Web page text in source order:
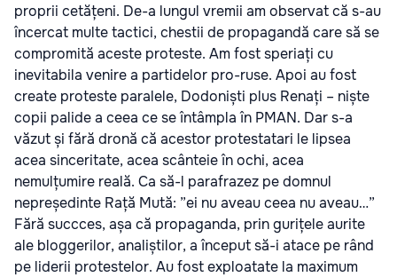
proprii cetățeni. De-a lungul vremii am observat că s-au
încercat multe tactici, chestii de propagandă care să se
compromită aceste proteste. Am fost speriați cu
inevitabila venire a partidelor pro-ruse. Apoi au fost
create proteste paralele, Dodoniști plus Renați – niște
copii palide a ceea ce se întâmpla în PMAN. Dar s-a
văzut și fără dronă că acestor protestatari le lipsea
acea sinceritate, acea scânteie în ochi, acea
nemulțumire reală. Ca să-l parafrazez pe domnul
nepreședinte Rață Mută: ”ei nu aveau ceea nu aveau…”
Fără succces, așa că propaganda, prin gurițele aurite
ale bloggerilor, analiștilor, a început să-i atace pe rând
pe liderii protestelor. Au fost exploatate la maximum